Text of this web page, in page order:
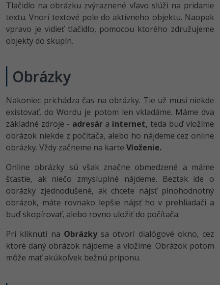
Tlačidlo na obrázku zvýraznené vľavo slúži na pridanie
textu. Vnorí textové pole do aktívneho objektu. Naopak
vpravo je vidieť tlačidlo, pomocou ktorého združujeme
objekty do skupín.
Obrázky
Nakoniec prichádza čas na obrázky. Tie už musí niekde
existovať, do Wordu je potom len vkladáme. Máme dva
základné zdroje - adresár a internet, teda buď vložíme
obrázok niekde z počítača, alebo ho nájdeme cez online
obrázky. Vždy začneme na karte Vloženie.
Online obrázky sú však značne obmedzené a máme
šťastie, ak niečo zmysluplné nájdeme. Beztak ide o
obrázky zjednodušené, ak chcete nájsť plnohodnotný
obrázok, máte rovnako lepšie nájsť ho v prehliadači a
buď skopírovať, alebo rovno uložiť do počítača.
Pri kliknutí na Obrázkysa otvorí dialógové okno, cez
ktoré daný obrázok nájdeme a vložíme. Obrázok potom
môže mať akúkoľvek bežnú príponu.